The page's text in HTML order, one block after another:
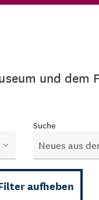
und
Suche
aufheben